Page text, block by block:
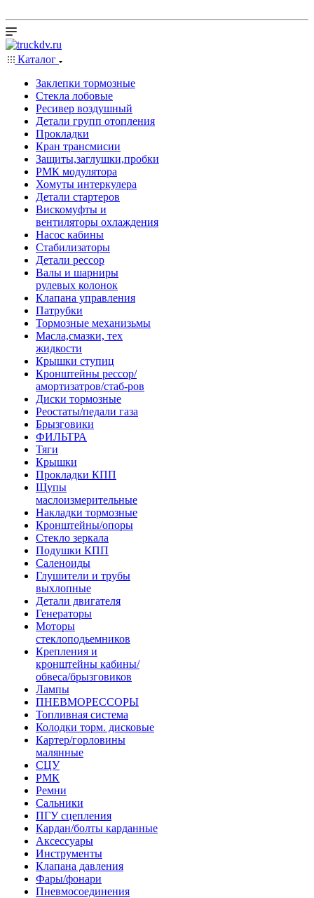
Каталог
Заклепки тормозные
Стекла лобовые
Ресивер воздушный
Детали групп отопления
Прокладки
Кран трансмисии
Защиты,заглушки,пробки
РМК модулятора
Хомуты интеркулера
Детали стартеров
Вискомуфты и
вентиляторы охлаждения
Насос кабины
Стабилизаторы
Детали рессор
Валы и шарниры
рулевых колонок
Клапана управления
Патрубки
Тормозные механизьмы
Масла,смазки, тех
жидкости
Крышки ступиц
Кронштейны рессор/
амортизатров/стаб-ров
Диски тормозные
Реостаты/педали газа
Брызговики
ФИЛЬТРА
Тяги
Крышки
Прокладки КПП
Щупы
маслоизмерительные
Накладки тормозные
Кронштейны/опоры
Стекло зеркала
Подушки КПП
Саленоиды
Глушители и трубы
выхлопные
Детали двигателя
Генераторы
Моторы
стеклоподьемников
Крепления и
кронштейны кабины/
обвеса/брызговиков
Лампы
ПНЕВМОРЕССОРЫ
Топливная система
Колодки торм. дисковые
Картер/горловины
малянные
СЦУ
РМК
Ремни
Сальники
ПГУ сцепления
Кардан/болты карданные
Аксессуары
Инструменты
Клапана давления
Фары/фонари
Пневмосоединения